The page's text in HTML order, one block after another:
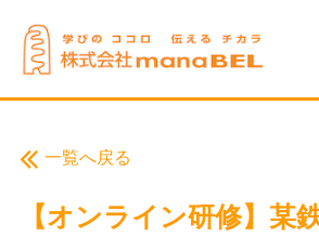
一覧へ戻る
【オンライン研修】某